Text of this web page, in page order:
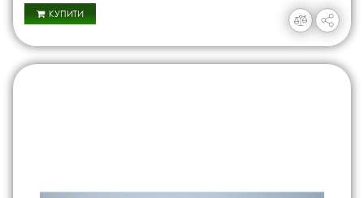
КУПИТИ